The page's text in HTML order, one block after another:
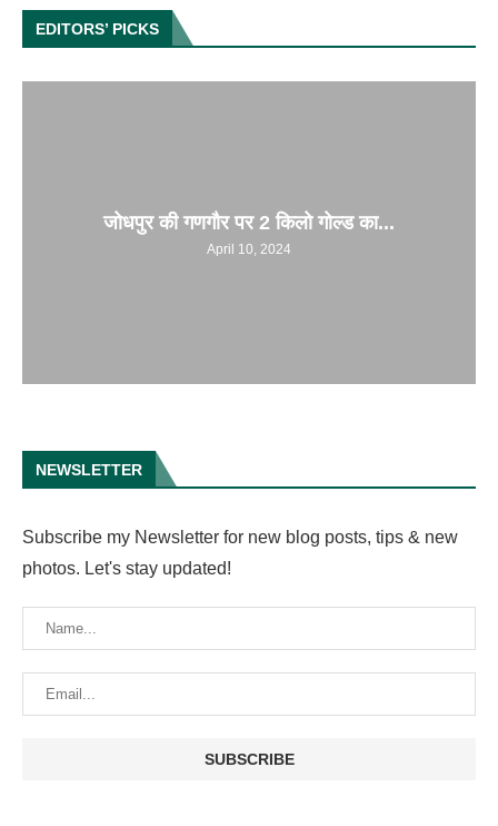
EDITORS’ PICKS
जोधपुर की गणगौर पर 2 किलो गोल्ड का...
April 10, 2024
NEWSLETTER
Subscribe my Newsletter for new blog posts, tips & new
photos. Let's stay updated!